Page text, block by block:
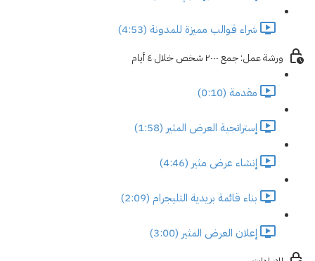
شراء قوالب مميزة للمدونة (4:53)
ورشة عمل: جمع ٢٠٠٠ شخص خلال ٤ أيام
مقدمة (0:10)
إستراتجية العرض المثير (1:58)
إنشاء عرض مثير (4:46)
بناء قائمة بريدية التليجرام (2:09)
إعلان العرض المثير (3:00)